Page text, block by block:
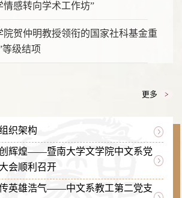
情感转向学术工作坊”
院贺仲明教授领衔的国家社科基金重
等级结项
更多
织架构
辉煌——暨南大学文学院中文系党
会顺利召开
英雄浩气——中文系教工第二党支